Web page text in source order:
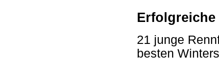
Erfolgreiche
21 junge
besten